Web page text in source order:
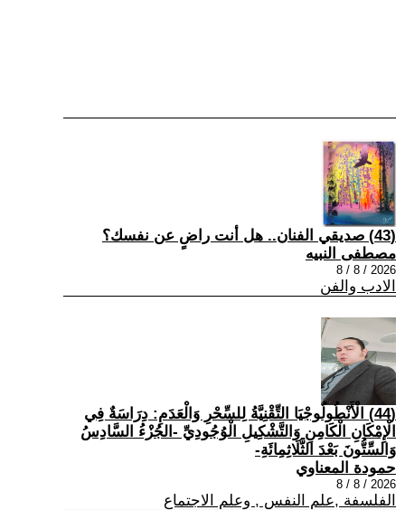
(43) صديقي الفنان.. هل أنت راضٍ عن نفسك؟
مصطفى النبيه
2026 / 8 / 8
الادب والفن
(44) الْأَنْطُولُوجْيَا التِّقْنِيَّةُ لِلسِّحْرِ وَالْعَدَمِ: دِرَاسَةٌ فِي
الْإِمْكَانِ الْكَامِنِ وَالتَّشْكِيلِ الْوُجُودِيِّ -الجُزْءُ السَّادِسُ
وَالسِّتُّونَ بَعْدَ الثَّلَاثِمِائَةِ-
حمودة المعناوي
2026 / 8 / 8
الفلسفة ,علم النفس , وعلم الاجتماع